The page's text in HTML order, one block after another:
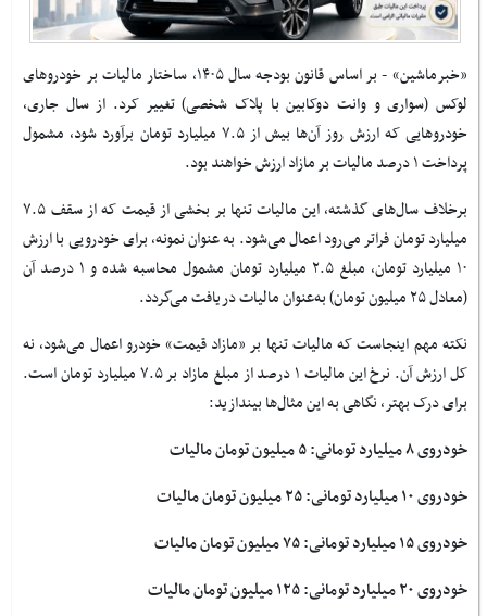
«خبرماشین» - بر اساس قانون بودجه سال ۱۴۰۵، ساختار مالیات بر خودروهای
لوکس (سواری و وانت دوکابین با پلاک شخصی) تغییر کرد. از سال جاری،
خودروهایی که ارزش روز آن‌ها بیش از ۷.۵ میلیارد تومان برآورد شود، مشمول
پرداخت ۱ درصد مالیات بر مازاد ارزش خواهند بود
.
برخلاف سال‌های گذشته، این مالیات تنها بر بخشی از قیمت که از سقف ۷.۵
میلیارد تومان فراتر می‌رود اعمال می‌شود. به عنوان نمونه، برای خودرویی با ارزش
۱۰ میلیارد تومان، مبلغ ۲.۵ میلیارد تومان مشمول محاسبه شده و ۱ درصد آن
(معادل ۲۵ میلیون تومان) به‌عنوان مالیات دریافت می‌گردد
.
نکته مهم اینجاست که مالیات تنها بر «مازاد قیمت» خودرو اعمال می‌شود، نه
کل ارزش آن. نرخ این مالیات ۱ درصد از مبلغ مازاد بر ۷.۵ میلیارد تومان است.
برای درک بهتر، نگاهی به این مثال‌ها بیندازید:
خودروی ۸ میلیارد تومانی: ۵ میلیون تومان مالیات
خودروی ۱۰ میلیارد تومانی: ۲۵ میلیون تومان مالیات
خودروی ۱۵ میلیارد تومانی: ۷۵ میلیون تومان مالیات
خودروی ۲۰ میلیارد تومانی: ۱۲۵ میلیون تومان مالیات